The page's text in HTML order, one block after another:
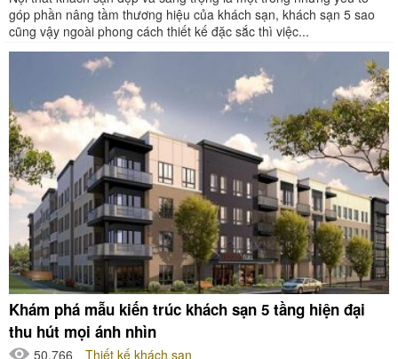
góp phần nâng tầm thương hiệu của khách sạn, khách sạn 5 sao
cũng vậy ngoài phong cách thiết kế đặc sắc thì việc...
Khám phá mẫu kiến trúc khách sạn 5 tầng hiện đại
thu hút mọi ánh nhìn
50,766
Thiết kế khách sạn